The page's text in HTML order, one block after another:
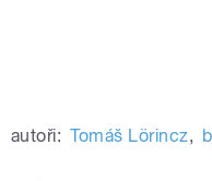
autoři: Tomáš Lörincz,